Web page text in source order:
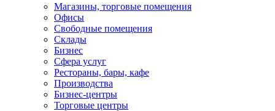
Магазины, торговые помещения
Офисы
Свободные помещения
Склады
Бизнес
Сфера услуг
Рестораны, бары, кафе
Производства
Бизнес-центры
Торговые центры